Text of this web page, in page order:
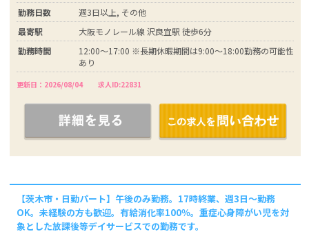
勤務日数
週3日以上, その他
最寄駅
大阪モノレール線 沢良宜駅 徒歩6分
勤務時間
12:00～17:00 ※長期休暇期間は9:00～18:00勤務の可能性
あり
更新日：2026/08/04 求人ID:22831
【茨木市・日勤パート】午後のみ勤務。17時終業、週3日～勤務
OK。未経験の方も歓迎。有給消化率100％。重症心身障がい児を対
象とした放課後等デイサービスでの勤務です。